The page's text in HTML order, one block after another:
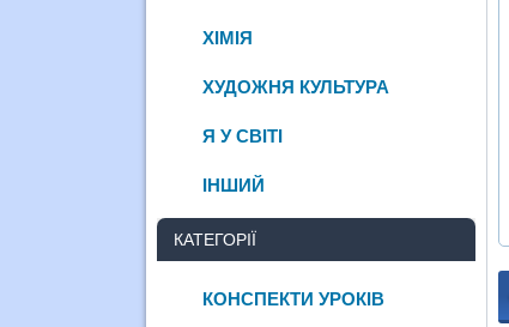
ХІМІЯ
ХУДОЖНЯ КУЛЬТУРА
Я У СВІТІ
ІНШИЙ
КАТЕГОРІЇ
КОНСПЕКТИ УРОКІВ